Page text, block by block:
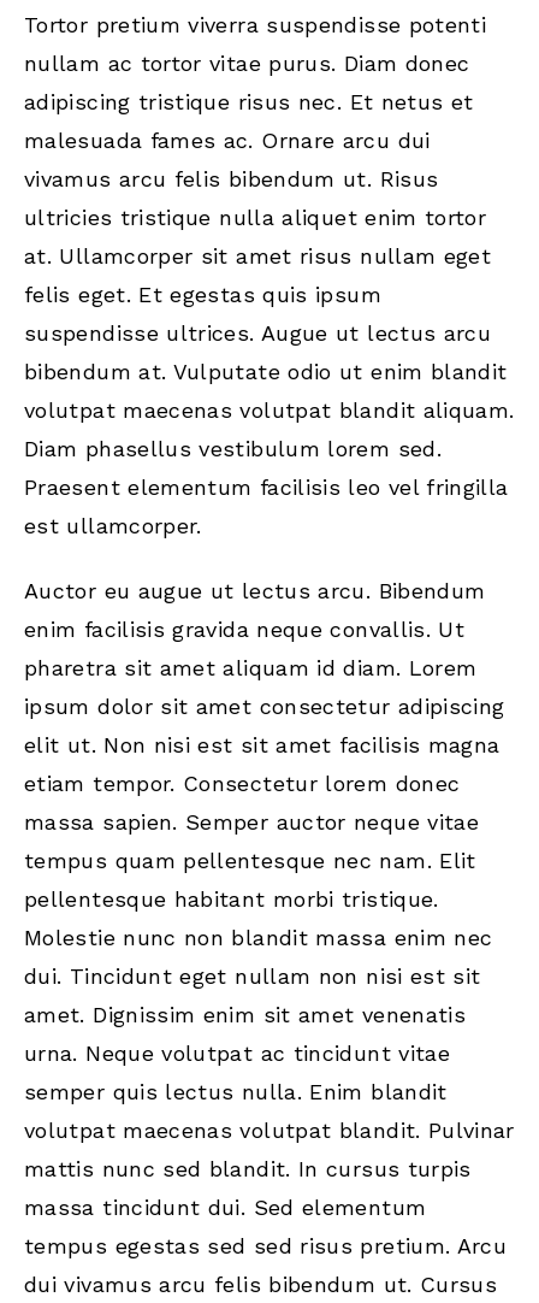
Tortor pretium viverra suspendisse potenti
nullam ac tortor vitae purus. Diam donec
adipiscing tristique risus nec. Et netus et
malesuada fames ac. Ornare arcu dui
vivamus arcu felis bibendum ut. Risus
ultricies tristique nulla aliquet enim tortor
at. Ullamcorper sit amet risus nullam eget
felis eget. Et egestas quis ipsum
suspendisse ultrices. Augue ut lectus arcu
bibendum at. Vulputate odio ut enim blandit
volutpat maecenas volutpat blandit aliquam.
Diam phasellus vestibulum lorem sed.
Praesent elementum facilisis leo vel fringilla
est ullamcorper.
Auctor eu augue ut lectus arcu. Bibendum
enim facilisis gravida neque convallis. Ut
pharetra sit amet aliquam id diam. Lorem
ipsum dolor sit amet consectetur adipiscing
elit ut. Non nisi est sit amet facilisis magna
etiam tempor. Consectetur lorem donec
massa sapien. Semper auctor neque vitae
tempus quam pellentesque nec nam. Elit
pellentesque habitant morbi tristique.
Molestie nunc non blandit massa enim nec
dui. Tincidunt eget nullam non nisi est sit
amet. Dignissim enim sit amet venenatis
urna. Neque volutpat ac tincidunt vitae
semper quis lectus nulla. Enim blandit
volutpat maecenas volutpat blandit. Pulvinar
mattis nunc sed blandit. In cursus turpis
massa tincidunt dui. Sed elementum
tempus egestas sed sed risus pretium. Arcu
dui vivamus arcu felis bibendum ut. Cursus